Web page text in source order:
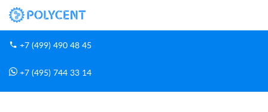
+7 (499) 490 48 45
+7 (495) 744 33 14
День открытых дверей - 2026